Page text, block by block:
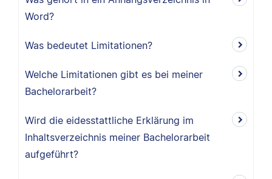
Word?
Was bedeutet Limitationen?
Welche Limitationen gibt es bei meiner
Bachelorarbeit?
Wird die eidesstattliche Erklärung im
Inhaltsverzeichnis meiner Bachelorarbeit
aufgeführt?